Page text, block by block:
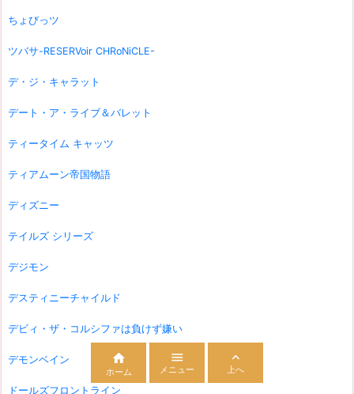
ちょびっツ
ツバサ-RESERVoir CHRoNiCLE-
デ・ジ・キャラット
デート・ア・ライブ＆バレット
ティータイム キャッツ
ティアムーン帝国物語
ディズニー
テイルズ シリーズ
デジモン
デスティニーチャイルド
デビィ・ザ・コルシファは負けず嫌い
デモンベイン
ドールズフロントライン

ホーム

メニュー

上へ